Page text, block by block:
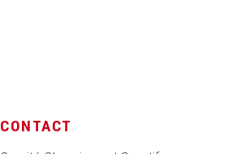
CONTACT